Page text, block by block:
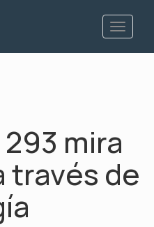
mira
través de